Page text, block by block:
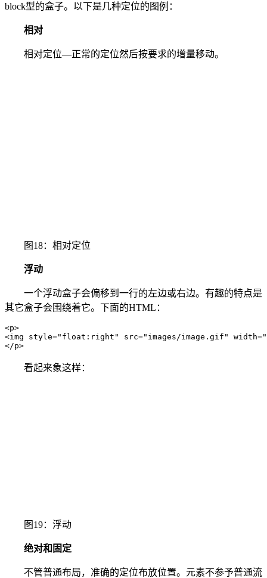
block型的盒子。以下是几种定位的图例：
相对
相对定位—正常的定位然后按要求的增量移动。
图18：相对定位
浮动
一个浮动盒子会偏移到一行的左边或右边。有趣的特点是
其它盒子会围绕着它。下面的HTML：
<p>
<img style="float:right" src="images/image.gif"
</p>
看起来象这样：
图19：浮动
绝对和固定
不管普通布局，准确的定位布放位置。元素不参予普通流